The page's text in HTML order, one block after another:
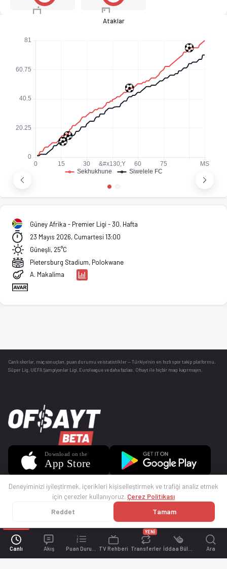
Canlı Akış TV Rehberi Transferler
YENİ
Ara
Ataklar
Güney Afrika - Premier Ligi - 30. Hafta
23 Mayıs 2026, Cumartesi 13:00
Güneşli, 25°C
Pietersburg Stadium, Polokwane
A. Makalima
Canlı skorlar , maç sonuçları, puan durumu ve istatistikler — Türkiye’nin en hızlı spor takip platformu.
Süper Lig, UEFA Şampiyonlar Ligi, Euroleague ve daha fazlası. Ofsayt ile hiçbir maçı kaçırmayın.
© 2025 Ofsayt
Deneyiminizi iyileştirmek, içerikleri kişiselleştirmek ve trafiği analiz etmek
için çerezler kullanıyoruz. Çerez Politikası
Reddet Tamam